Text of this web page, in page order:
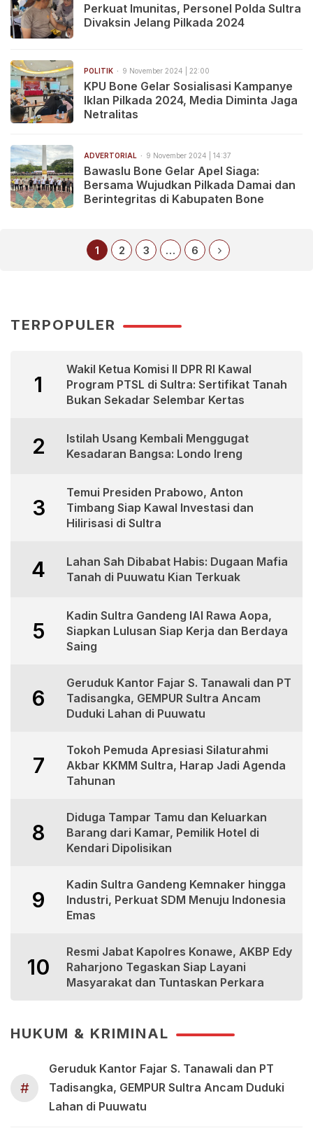
Perkuat Imunitas, Personel Polda Sultra
Divaksin Jelang Pilkada 2024
POLITIK 9 November 2024 | 22:00
KPU Bone Gelar Sosialisasi Kampanye
Iklan Pilkada 2024, Media Diminta Jaga
Netralitas
ADVERTORIAL 9 November 2024 | 14:37
Bawaslu Bone Gelar Apel Siaga:
Bersama Wujudkan Pilkada Damai dan
Berintegritas di Kabupaten Bone
1 2 3 … 6
TERPOPULER
1
Wakil Ketua Komisi II DPR RI Kawal
Program PTSL di Sultra: Sertifikat Tanah
Bukan Sekadar Selembar Kertas
2
Istilah Usang Kembali Menggugat
Kesadaran Bangsa: Londo Ireng
3
Temui Presiden Prabowo, Anton
Timbang Siap Kawal Investasi dan
Hilirisasi di Sultra
4
Lahan Sah Dibabat Habis: Dugaan Mafia
Tanah di Puuwatu Kian Terkuak
5
Kadin Sultra Gandeng IAI Rawa Aopa,
Siapkan Lulusan Siap Kerja dan Berdaya
Saing
6
Geruduk Kantor Fajar S. Tanawali dan PT
Tadisangka, GEMPUR Sultra Ancam
Duduki Lahan di Puuwatu
7
Tokoh Pemuda Apresiasi Silaturahmi
Akbar KKMM Sultra, Harap Jadi Agenda
Tahunan
8
Diduga Tampar Tamu dan Keluarkan
Barang dari Kamar, Pemilik Hotel di
Kendari Dipolisikan
9
Kadin Sultra Gandeng Kemnaker hingga
Industri, Perkuat SDM Menuju Indonesia
Emas
10
Resmi Jabat Kapolres Konawe, AKBP Edy
Raharjono Tegaskan Siap Layani
Masyarakat dan Tuntaskan Perkara
HUKUM & KRIMINAL
#
Geruduk Kantor Fajar S. Tanawali dan PT
Tadisangka, GEMPUR Sultra Ancam Duduki
Lahan di Puuwatu